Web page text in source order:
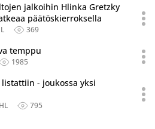
useassa eri lähteessä.
jalkoihin Hlinka Gretzky
päätöskierroksella
369
temppu
1985
useassa eri lähteessä.
- joukossa yksi
795